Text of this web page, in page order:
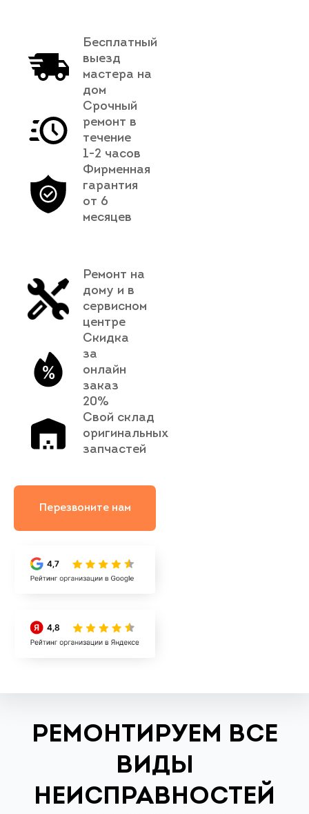
Бесплатный
выезд
мастера на
дом
Срочный
ремонт в
течение
1-2 часов
Фирменная
гарантия
от 6
месяцев
Ремонт на
дому и в
сервисном
центре
Скидка
за
онлайн
заказ
20%
Свой склад
оригинальных
запчастей
Перезвоните нам
РЕМОНТИРУЕМ ВСЕ
ВИДЫ
НЕИСПРАВНОСТЕЙ